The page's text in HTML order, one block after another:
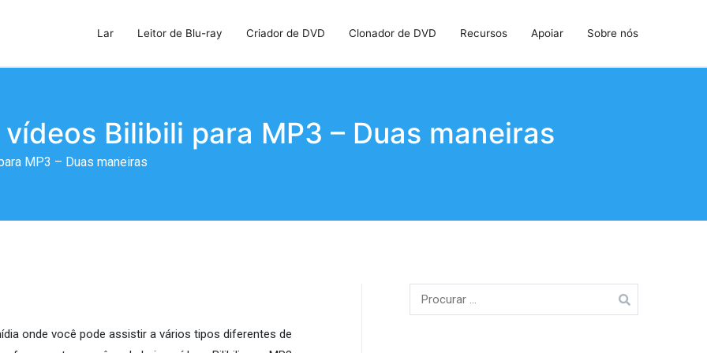
Lar Leitor de Blu-ray Criador de DVD Clonador de DVD Recursos Apoiar Sobre nós
Bilibili para MP3 – Duas maneiras
MP3 – Duas maneiras
onde você pode assistir a vários tipos diferentes de
Procurar: